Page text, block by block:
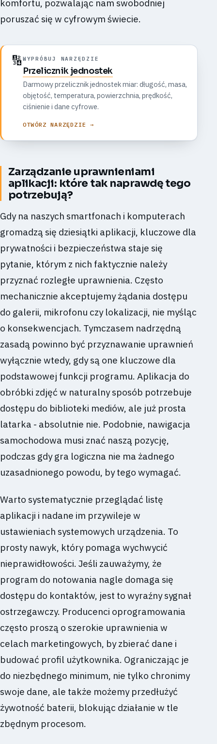
komfortu, pozwalając nam swobodniej
poruszać się w cyfrowym świecie.
🔢 WYPRÓBUJ NARZĘDZIE
Przelicznik jednostek
Darmowy przelicznik jednostek miar: długość, masa,
objętość, temperatura, powierzchnia, prędkość,
ciśnienie i dane cyfrowe.
OTWÓRZ NARZĘDZIE →
Zarządzanie uprawnieniami
aplikacji: które tak naprawdę tego
potrzebują?
Gdy na naszych smartfonach i komputerach
gromadzą się dziesiątki aplikacji, kluczowe dla
prywatności i bezpieczeństwa staje się
pytanie, którym z nich faktycznie należy
przyznać rozległe uprawnienia. Często
mechanicznie akceptujemy żądania dostępu
do galerii, mikrofonu czy lokalizacji, nie myśląc
o konsekwencjach. Tymczasem nadrzędną
zasadą powinno być przyznawanie uprawnień
wyłącznie wtedy, gdy są one kluczowe dla
podstawowej funkcji programu. Aplikacja do
obróbki zdjęć w naturalny sposób potrzebuje
dostępu do biblioteki mediów, ale już prosta
latarka - absolutnie nie. Podobnie, nawigacja
samochodowa musi znać naszą pozycję,
podczas gdy gra logiczna nie ma żadnego
uzasadnionego powodu, by tego wymagać.
Warto systematycznie przeglądać listę
aplikacji i nadane im przywileje w
ustawieniach systemowych urządzenia. To
prosty nawyk, który pomaga wychwycić
nieprawidłowości. Jeśli zauważymy, że
program do notowania nagle domaga się
dostępu do kontaktów, jest to wyraźny sygnał
ostrzegawczy. Producenci oprogramowania
często proszą o szerokie uprawnienia w
celach marketingowych, by zbierać dane i
budować profil użytkownika. Ograniczając je
do niezbędnego minimum, nie tylko chronimy
swoje dane, ale także możemy przedłużyć
żywotność baterii, blokując działanie w tle
zbędnym procesom.